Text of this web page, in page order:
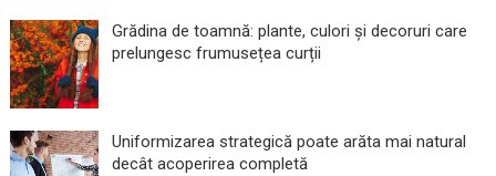
Grădina de toamnă: plante, culori și decoruri care
prelungesc frumusețea curții
Uniformizarea strategică poate arăta mai natural
decât acoperirea completă